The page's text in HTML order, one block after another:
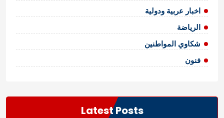
اخبار عربية ودولية
الرياضة
شكاوي المواطنين
فنون
Latest Posts